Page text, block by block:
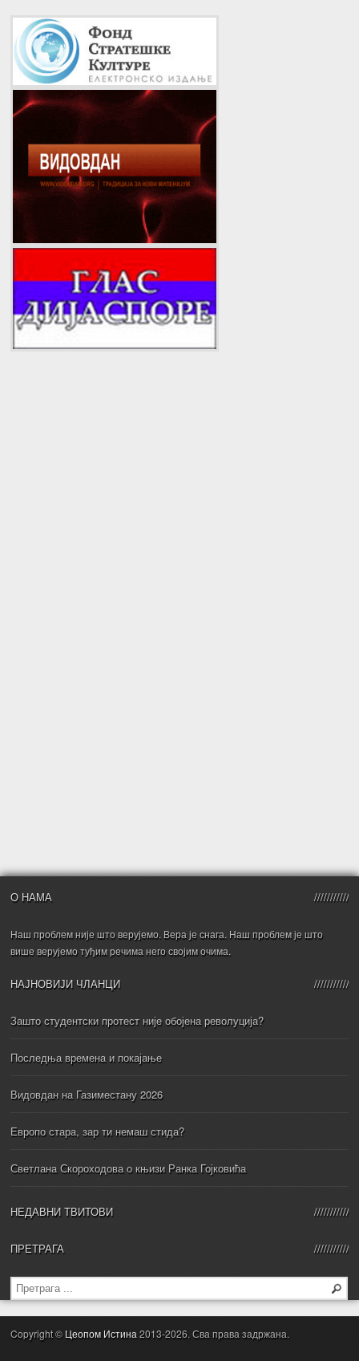
О НАМА
Наш проблем није што верујемо. Вера је снага. Наш проблем је што
више верујемо туђим речима него својим очима.
НАЈНОВИЈИ ЧЛАНЦИ
Зашто студентски протест није обојена револуција?
Последња времена и покајање
Видовдан на Газиместану 2026
Европо стара, зар ти немаш стида?
Светлана Скороходова о књизи Ранка Гојковића
НЕДАВНИ ТВИТОВИ
ПРЕТРАГА
Copyright © Цеопом Истина2013-2026. Сва права задржана.